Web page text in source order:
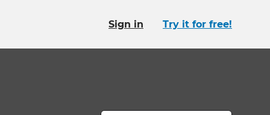
Sign in Try it for free!